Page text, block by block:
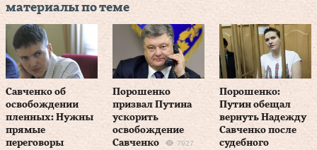
материалы по теме
Савченко об
освобождении
пленных: Нужны
прямые
переговоры
Порошенко
призвал Путина
ускорить
освобождение
Савченко
7927
Порошенко:
Путин обещал
вернуть Надежду
Савченко после
судебного